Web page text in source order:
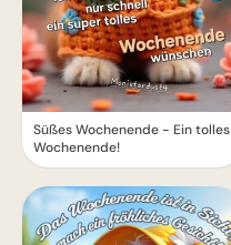
Süßes Wochenende - Ein tolles
Wochenende!